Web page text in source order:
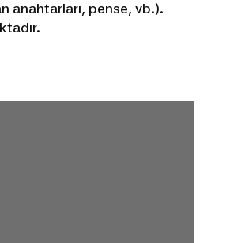
anahtarları, pense, vb.).